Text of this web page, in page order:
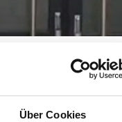
Über Cookies
di creare un filmino
di lavoro e
e ha preparato per